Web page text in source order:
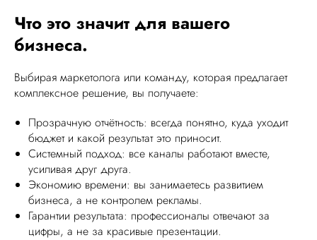
Что это значит для вашего
бизнеса.
Выбирая маркетолога или команду, которая предлагает
комплексное решение, вы получаете:
Прозрачную отчётность: всегда понятно, куда уходит
бюджет и какой результат это приносит.
Системный подход: все каналы работают вместе,
усиливая друг друга.
Экономию времени: вы занимаетесь развитием
бизнеса, а не контролем рекламы.
Гарантии результата: профессионалы отвечают за
цифры, а не за красивые презентации.